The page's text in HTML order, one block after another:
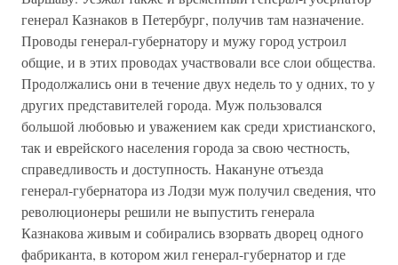
генерал Казнаков в Петербург, получив там назначение.
Проводы генерал-губернатору и мужу город устроил
общие, и в этих проводах участвовали все слои общества.
Продолжались они в течение двух недель то у одних, то у
других представителей города. Муж пользовался
большой любовью и уважением как среди христианского,
так и еврейского населения города за свою честность,
справедливость и доступность. Накануне отъезда
генерал-губернатора из Лодзи муж получил сведения, что
революционеры решили не выпустить генерала
Казнакова живым и собирались взорвать дворец одного
фабриканта, в котором жил генерал-губернатор и где